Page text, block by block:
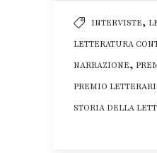
INTERVISTE,
LETTERATURA
NARRAZIONE,
PREMIO
STORIA DELLA